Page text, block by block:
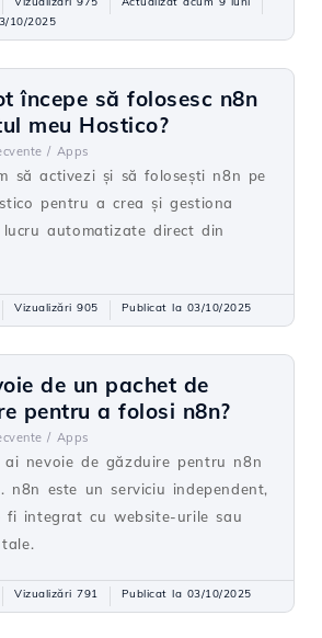
10/2025
începe să folosesc n8n
meu Hostico?
/ Apps
să activezi și să folosești n8n pe
pentru a crea și gestiona
automatizate direct din
Vizualizări 905 Publicat la 03/10/2025
de un pachet de
pentru a folosi n8n?
/ Apps
nevoie de găzduire pentru n8n
n8n este un serviciu independent,
fi integrat cu website-urile sau
Vizualizări 791 Publicat la 03/10/2025